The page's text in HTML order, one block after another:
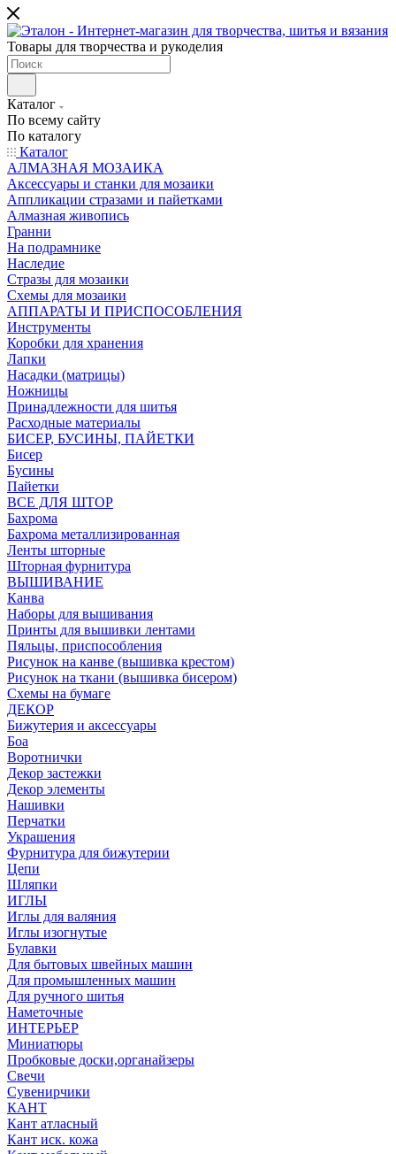
Товары для творчества и рукоделия
Каталог
По всему сайту
По каталогу
Каталог
АЛМАЗНАЯ МОЗАИКА
Аксессуары и станки для мозаики
Аппликации стразами и пайетками
Алмазная живопись
Гранни
На подрамнике
Наследие
Стразы для мозаики
Схемы для мозаики
АППАРАТЫ И ПРИСПОСОБЛЕНИЯ
Инструменты
Коробки для хранения
Лапки
Насадки (матрицы)
Ножницы
Принадлежности для шитья
Расходные материалы
БИСЕР, БУСИНЫ, ПАЙЕТКИ
Бисер
Бусины
Пайетки
ВСЕ ДЛЯ ШТОР
Бахрома
Бахрома металлизированная
Ленты шторные
Шторная фурнитура
ВЫШИВАНИЕ
Канва
Наборы для вышивания
Принты для вышивки лентами
Пяльцы, приспособления
Рисунок на канве (вышивка крестом)
Рисунок на ткани (вышивка бисером)
Схемы на бумаге
ДЕКОР
Бижутерия и аксессуары
Боа
Воротнички
Декор застежки
Декор элементы
Нашивки
Перчатки
Украшения
Фурнитура для бижутерии
Цепи
Шляпки
ИГЛЫ
Иглы для валяния
Иглы изогнутые
Булавки
Для бытовых швейных машин
Для промышленных машин
Для ручного шитья
Наметочные
ИНТЕРЬЕР
Миниатюры
Пробковые доски,органайзеры
Свечи
Сувенирчики
КАНТ
Кант атласный
Кант иск. кожа